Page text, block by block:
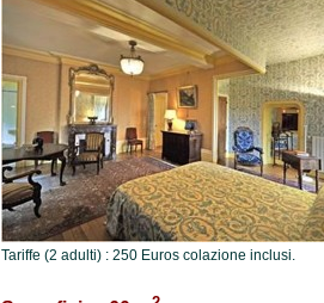
Tariffe (2 adulti) : 250 Euros colazione inclusi.